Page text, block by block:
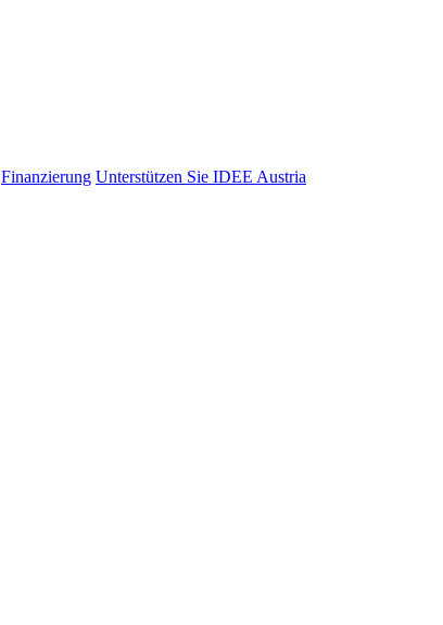
Finanzierung Unterstützen Sie IDEE Austria